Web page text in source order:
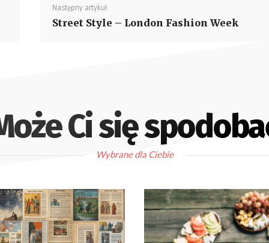
Następny artykuł
Street Style – London Fashion Week
Ci się
Wybrane dla Ciebie